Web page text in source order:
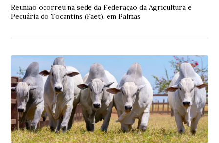
Reunião ocorreu na sede da Federação da Agricultura e
Pecuária do Tocantins (Faet), em Palmas